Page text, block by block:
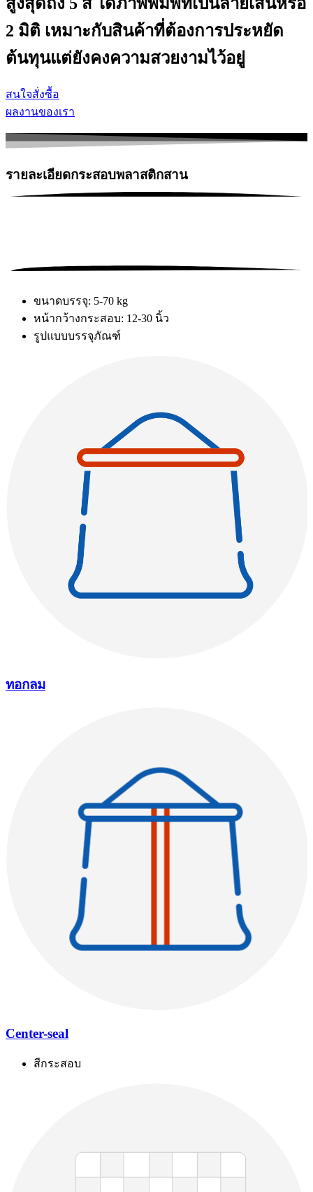
สูงสุดถึง 5 สี ได้ภาพพิมพ์ที่เป็นลายเส้นหรือ
2 มิติ เหมาะกับสินค้าที่ต้องการประหยัด
ต้นทุนแต่ยังคงความสวยงามไว้อยู่
สนใจสั่งซื้อ
ผลงานของเรา
รายละเอียดกระสอบพลาสติกสาน
ขนาดบรรจุ: 5-70 kg
หน้ากว้างกระสอบ: 12-30 นิ้ว
รูปแบบบรรจุภัณฑ์
ทอกลม
Center-seal
สีกระสอบ